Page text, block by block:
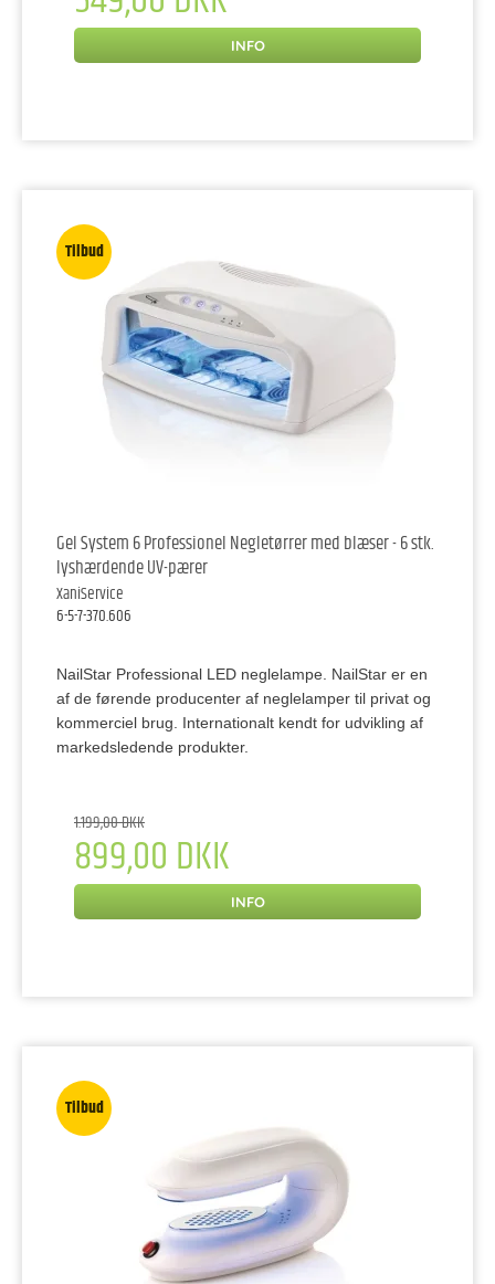
INFO
Tilbud
Gel System 6 Professionel Negletørrer med blæser - 6 stk.
lyshærdende UV-pærer
XaniService
6-5-7-370.606
NailStar Professional LED neglelampe. NailStar er en
af de førende producenter af neglelamper til privat og
kommerciel brug. Internationalt kendt for udvikling af
markedsledende produkter.
1.199,00 DKK
899,00 DKK
INFO
Tilbud